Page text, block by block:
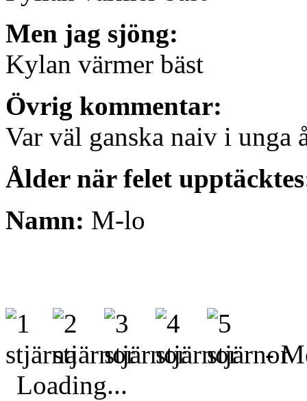
Men jag sjöng:
Kylan värmer bäst
Övrig kommentar:
Var väl ganska naiv i unga
Ålder när felet
Namn: M-lo
-
Loading...